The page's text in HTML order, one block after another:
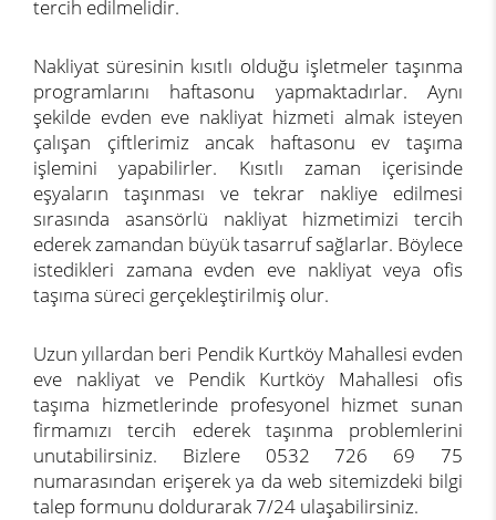
tercih edilmelidir.
Nakliyat süresinin kısıtlı olduğu işletmeler taşınma
programlarını haftasonu yapmaktadırlar. Aynı
şekilde evden eve nakliyat hizmeti almak isteyen
çalışan çiftlerimiz ancak haftasonu ev taşıma
işlemini yapabilirler. Kısıtlı zaman içerisinde
eşyaların taşınması ve tekrar nakliye edilmesi
sırasında asansörlü nakliyat hizmetimizi tercih
ederek zamandan büyük tasarruf sağlarlar. Böylece
istedikleri zamana evden eve nakliyat veya ofis
taşıma süreci gerçekleştirilmiş olur.
Uzun yıllardan beri Pendik Kurtköy Mahallesi evden
eve nakliyat ve Pendik Kurtköy Mahallesi ofis
taşıma hizmetlerinde profesyonel hizmet sunan
firmamızı tercih ederek taşınma problemlerini
unutabilirsiniz. Bizlere 0532 726 69 75
numarasından erişerek ya da web sitemizdeki bilgi
talep formunu doldurarak 7/24 ulaşabilirsiniz.